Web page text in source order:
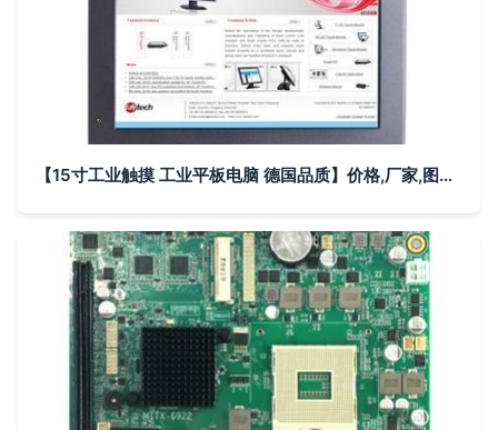
【15寸工业触摸 工业平板电脑 德国品质】价格,厂家,图片,工控电脑产品,深圳市飞帆泰科技-